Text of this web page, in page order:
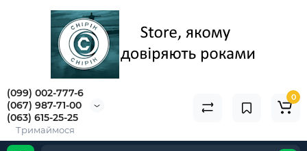
(099) 002-777-6
(067) 987-71-00
(063) 615-25-25
Тримаймося
0